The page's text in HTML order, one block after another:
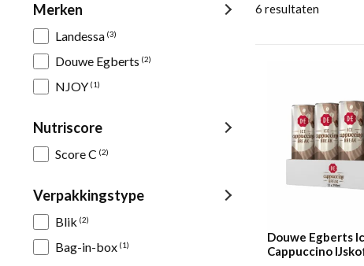
Merken
Landessa (3)
Douwe Egberts (2)
NJOY (1)
Nutriscore
Score C (2)
Verpakkingstype
Blik (2)
Bag-in-box (1)
6 resultaten
Douwe Egberts
Cappuccino